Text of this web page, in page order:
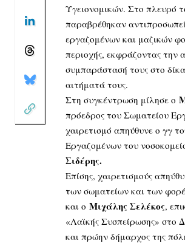
Υγειονομικών. Στο πλευρό
παραβρέθηκαν
εργαζομένων και μαζικών
περιοχής, εκφράζοντας την
συμπαράστασή τους στο
αιτήματά τους.
Στη συγκέντρωση μίλησε ο
πρόεδρος του Σωματείου
χαιρετισμό απηύθυνε ο γγ
Εργαζομένων του
Σιδέρης.
Επίσης, χαιρετισμούς
των σωματείων και των
και ο Μιχάλης Σελέκος,
«Λαϊκής Συσπείρωσης» στο
και πρώην δήμαρχος της